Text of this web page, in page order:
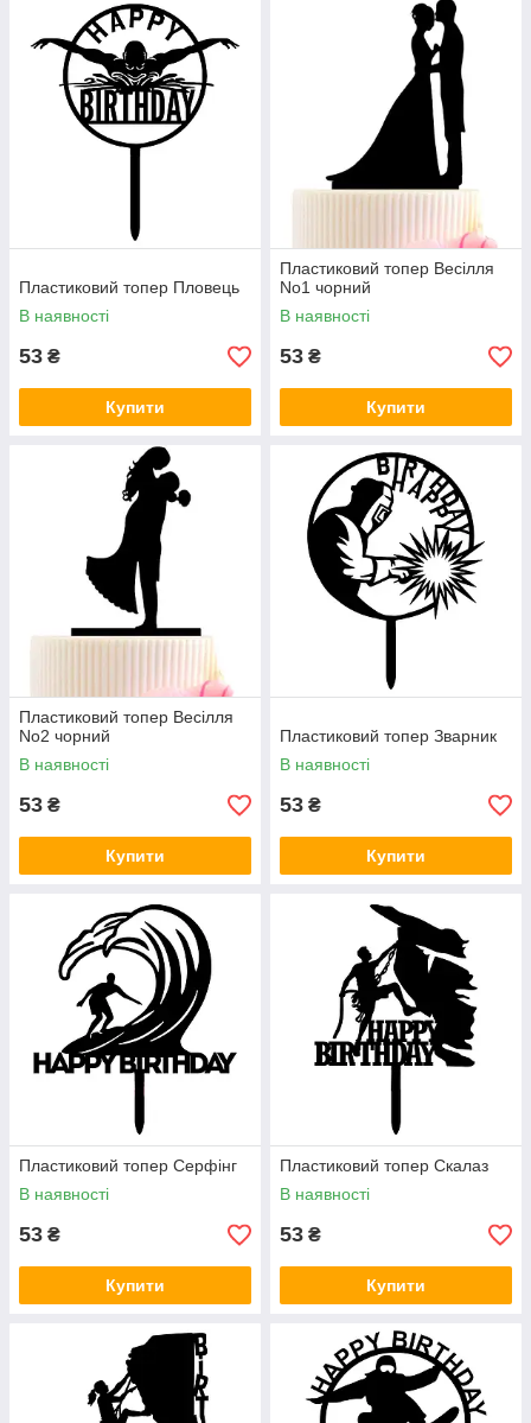
Пластиковий топер Пловець
В наявності
53 ₴
Купити
Пластиковий топер Весілля
No1 чорний
В наявності
53 ₴
Купити
Пластиковий топер Весілля
No2 чорний
В наявності
53 ₴
Купити
Пластиковий топер Зварник
В наявності
53 ₴
Купити
Пластиковий топер Серфінг
В наявності
53 ₴
Купити
Пластиковий топер Скалаз
В наявності
53 ₴
Купити